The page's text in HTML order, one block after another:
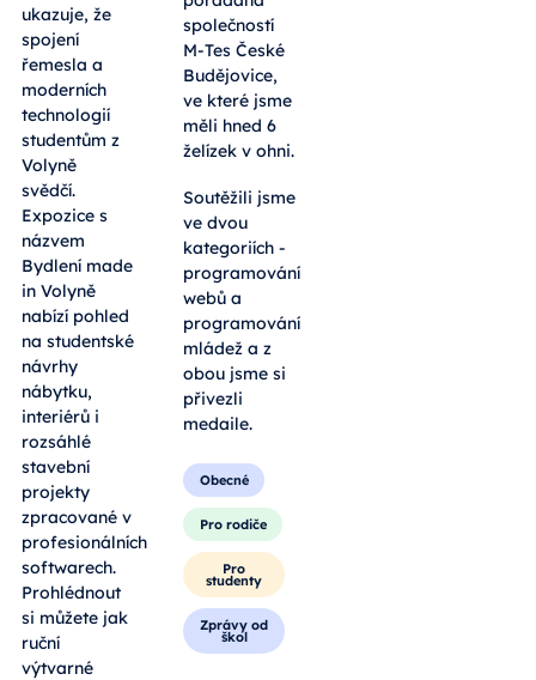
ukazuje, že
spojení
řemesla a
moderních
technologií
studentům z
Volyně
svědčí.
Expozice s
názvem
Bydlení made
in Volyně
nabízí pohled
na studentské
návrhy
nábytku,
interiérů i
rozsáhlé
stavební
projekty
zpracované v
profesionálních
softwarech.
Prohlédnout
si můžete jak
ruční
výtvarné
společností
M-Tes České
Budějovice,
ve které jsme
měli hned 6
želízek v ohni.
Soutěžili jsme
ve dvou
kategoriích -
programování
webů a
programování
mládež a z
obou jsme si
přivezli
medaile.
Obecné
Pro rodiče
Pro
studenty
Zprávy od
škol